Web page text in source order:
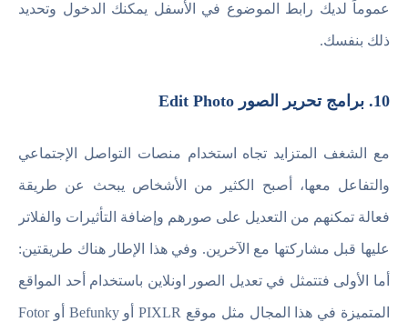
عموماً لديك رابط الموضوع في الأسفل يمكنك الدخول وتحديد
ذلك بنفسك.
10. برامج تحرير الصور Edit Photo
مع الشغف المتزايد تجاه استخدام منصات التواصل الإجتماعي
والتفاعل معها، أصبح الكثير من الأشخاص يبحث عن طريقة
فعالة تمكنهم من التعديل على صورهم وإضافة التأثيرات والفلاتر
عليها قبل مشاركتها مع الآخرين. وفي هذا الإطار هناك طريقتين:
أما الأولى فتتمثل في تعديل الصور اونلاين باستخدام أحد المواقع
المتميزة في هذا المجال مثل موقع PIXLR أو Befunky أو Fotor